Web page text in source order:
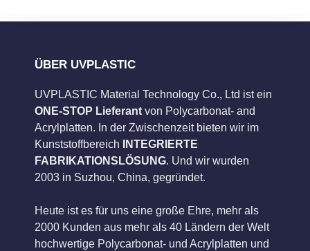
ÜBER UVPLASTIC
UVPLASTIC Material Technology Co., Ltd ist ein
ONE-STOP Lieferant von Polycarbonat- and
Acrylplatten. In der Zwischenzeit bieten wir im
Kunststoffbereich
INTEGRIERTE
FABRIKATIONSLÖSUNG. Und wir wurden
2003 in Suzhou, China, gegründet.
Heute ist es für uns eine große Ehre, mehr als
2000 Kunden aus mehr als 40 Ländern der Welt
hochwertige Polycarbonat- und Acrylplatten und